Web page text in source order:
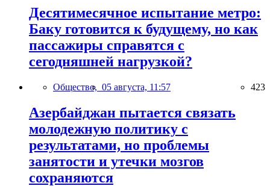
Десятимесячное испытание метро:
Баку готовится к будущему, но как
пассажиры справятся с
сегодняшней нагрузкой?
Общество, 05 августа, 11:57 423
Азербайджан пытается связать
молодежную политику с
результатами, но проблемы
занятости и утечки мозгов
сохраняются